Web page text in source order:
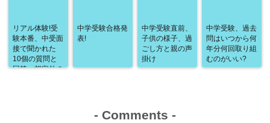
リアル体験!受
験本番、中受面
接で聞かれた
10個の質問と
回答、想定外の
中学受験合格発
表!
中学受験直前、
子供の様子、過
ごし方と親の声
掛け
中学受験、過去
問はいつから何
年分何回取り組
むのがいい?
- Comments -